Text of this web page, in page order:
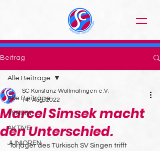
Beitrag
Alle Beiträge
VEREIN
AKTIVE
JUNIOREN
Alle Beiträge
Marcel Simsek macht
den Unterschied.
SC Konstanz-Wollmatingen e.V.
14. Aug. 2022
Torjäger des Türkisch SV Singen trifft